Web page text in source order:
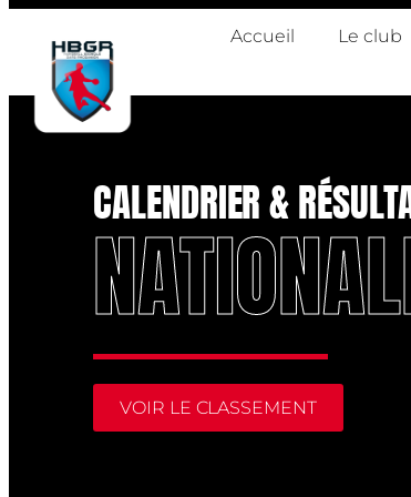
Accueil Le club
CALENDRIER &
VOIR LE CLASSEMENT